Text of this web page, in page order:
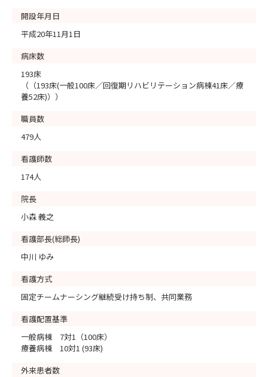
開設年月日
平成20年11月1日
病床数
193床
（（193床(一般100床／回復期リハビリテーション病棟41床／療
養52床)））
職員数
479人
看護師数
174人
院長
小森 義之
看護部長(総師長)
中川 ゆみ
看護方式
固定チームナーシング継続受け持ち制、共同業務
看護配置基準
一般病棟 7対1（100床）
療養病棟 10対1 (93床)
外来患者数